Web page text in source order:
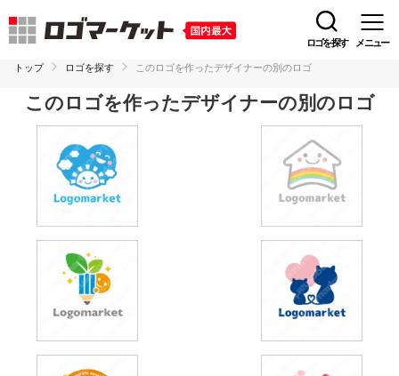
ロゴを探す メニュー
トップ ロゴを探す このロゴを作ったデザイナーの別のロゴ
このロゴを作ったデザイナーの別のロゴ